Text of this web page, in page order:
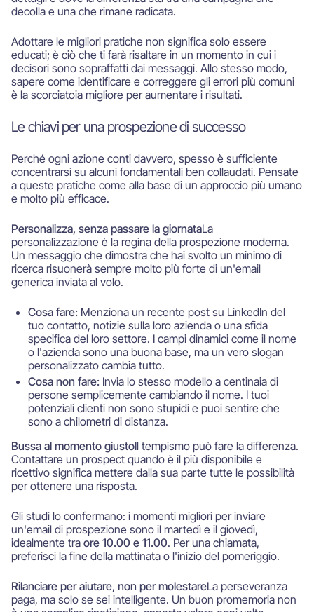
decolla e una che rimane radicata.
Adottare le migliori pratiche non significa solo essere
educati; è ciò che ti farà risaltare in un momento in cui i
decisori sono sopraffatti dai messaggi. Allo stesso modo,
sapere come identificare e correggere gli errori più comuni
è la scorciatoia migliore per aumentare i risultati.
Le chiavi per una prospezione di successo
Perché ogni azione conti davvero, spesso è sufficiente
concentrarsi su alcuni fondamentali ben collaudati. Pensate
a queste pratiche come alla base di un approccio più umano
e molto più efficace.
Personalizza, senza passare la giornataLa
personalizzazione è la regina della prospezione moderna.
Un messaggio che dimostra che hai svolto un minimo di
ricerca risuonerà sempre molto più forte di un'email
generica inviata al volo.
Cosa fare: Menziona un recente post su LinkedIn del
tuo contatto, notizie sulla loro azienda o una sfida
specifica del loro settore. I campi dinamici come il nome
o l'azienda sono una buona base, ma un vero slogan
personalizzato cambia tutto.
Cosa non fare: Invia lo stesso modello a centinaia di
persone semplicemente cambiando il nome. I tuoi
potenziali clienti non sono stupidi e puoi sentire che
sono a chilometri di distanza.
Bussa al momento giustoIl tempismo può fare la differenza.
Contattare un prospect quando è il più disponibile e
ricettivo significa mettere dalla sua parte tutte le possibilità
per ottenere una risposta.
Gli studi lo confermano: i momenti migliori per inviare
un'email di prospezione sono il martedì e il giovedì,
idealmente tra ore 10.00 e 11.00. Per una chiamata,
preferisci la fine della mattinata o l'inizio del pomeriggio.
Rilanciare per aiutare, non per molestareLa perseveranza
paga, ma solo se sei intelligente. Un buon promemoria non